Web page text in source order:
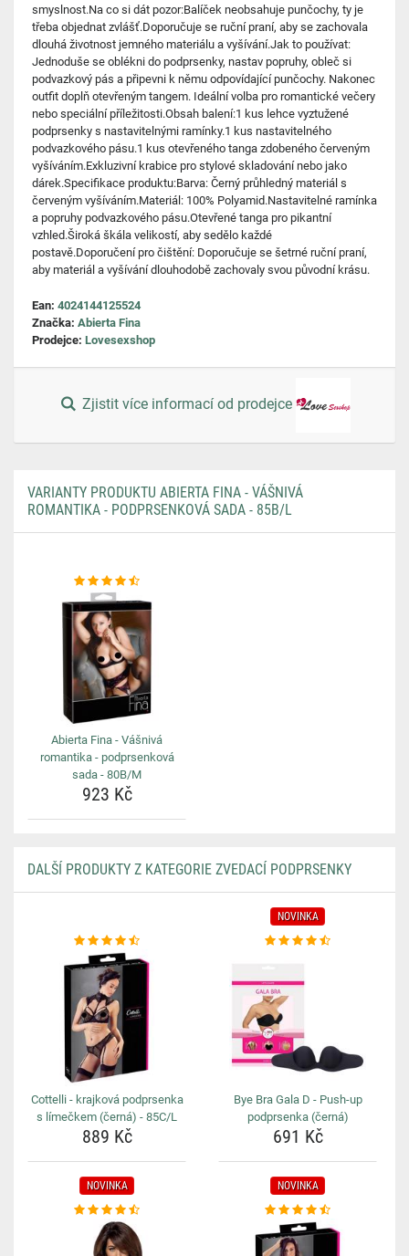
smyslnost.Na co si dát pozor:Balíček neobsahuje punčochy, ty je
třeba objednat zvlášť.Doporučuje se ruční praní, aby se zachovala
dlouhá životnost jemného materiálu a vyšívání.Jak to používat:
Jednoduše se oblékni do podprsenky, nastav popruhy, obleč si
podvazkový pás a připevni k němu odpovídající punčochy. Nakonec
outfit doplň otevřeným tangem. Ideální volba pro romantické večery
nebo speciální příležitosti.Obsah balení:1 kus lehce vyztužené
podprsenky s nastavitelnými ramínky.1 kus nastavitelného
podvazkového pásu.1 kus otevřeného tanga zdobeného červeným
vyšíváním.Exkluzivní krabice pro stylové skladování nebo jako
dárek.Specifikace produktu:Barva: Černý průhledný materiál s
červeným vyšíváním.Materiál: 100% Polyamid.Nastavitelné ramínka
a popruhy podvazkového pásu.Otevřené tanga pro pikantní
vzhled.Široká škála velikostí, aby sedělo každé
postavě.Doporučení pro čištění: Doporučuje se šetrné ruční praní,
aby materiál a vyšívání dlouhodobě zachovaly svou původní krásu.
Ean: 4024144125524
Značka: Abierta Fina
Prodejce: Lovesexshop
Zjistit více informací od prodejce
VARIANTY PRODUKTU ABIERTA FINA - VÁŠNIVÁ
ROMANTIKA - PODPRSENKOVÁ SADA - 85B/L
Abierta Fina - Vášnivá
romantika - podprsenková
sada - 80B/M
923 Kč
DALŠÍ PRODUKTY Z KATEGORIE ZVEDACÍ PODPRSENKY
Cottelli - krajková podprsenka
s límečkem (černá) - 85C/L
889 Kč
NOVINKA
Bye Bra Gala D - Push-up
podprsenka (černá)
691 Kč
NOVINKA NOVINKA